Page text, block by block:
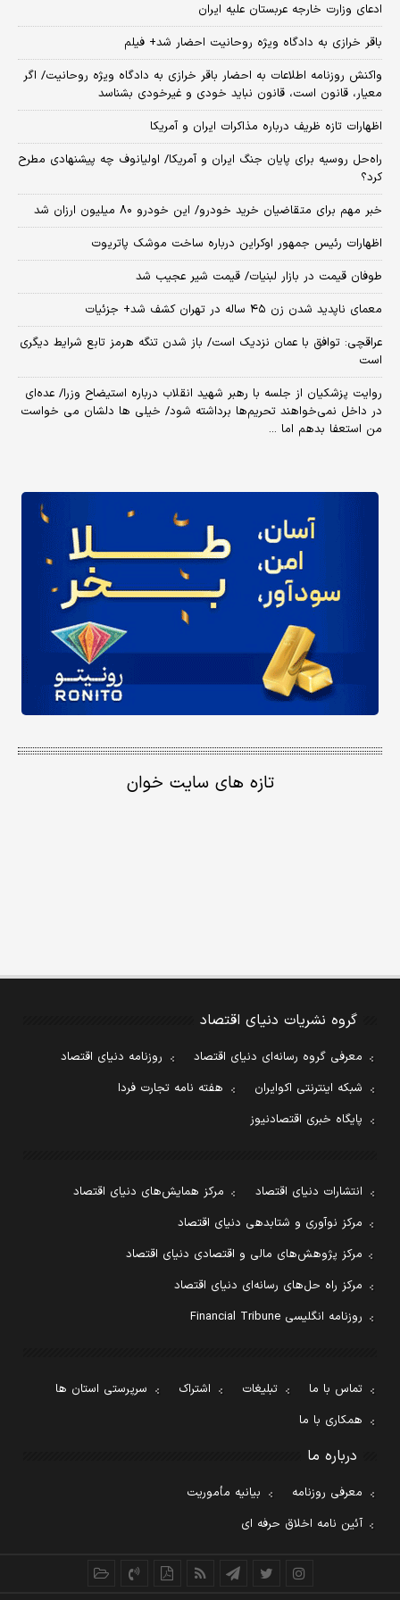
ادعای وزارت خارجه عربستان علیه ایران
باقر خرازی به دادگاه ویژه روحانیت احضار شد+ فیلم
واکنش روزنامه اطلاعات به احضار باقر خرازی به دادگاه ویژه روحانیت/ اگر
معیار، قانون است، قانون نباید خودی و غیرخودی بشناسد
اظهارات تازه ظریف درباره مذاکرات ایران و آمریکا
راه‌حل روسیه برای پایان جنگ ایران و آمریکا/ اولیانوف چه پیشنهادی مطرح
کرد؟
خبر مهم برای متقاضیان خرید خودرو/ این خودرو ۸۰ میلیون ارزان شد
اظهارات رئیس جمهور اوکراین درباره ساخت موشک پاتریوت
طوفان قیمت در بازار لبنیات/ قیمت شیر عجیب شد
معمای ناپدید شدن زن ۴۵ ساله در تهران کشف شد+ جزئیات
عراقچی: توافق با عمان نزدیک است/ باز شدن تنگه هرمز تابع شرایط دیگری
است
روایت پزشکیان از جلسه با رهبر شهید انقلاب درباره استیضاح وزرا/ عده‌ای
در داخل نمی‌خواهند تحریم‌ها برداشته شود/ خیلی ها دلشان می خواست
من استعفا بدهم اما ...
تازه های سایت خوان
گروه نشریات دنیای اقتصاد
معرفی گروه رسانه‌ای دنیای اقتصاد
روزنامه دنیای اقتصاد
شبکه اینترنتی اکوایران
هفته نامه تجارت فردا
پایگاه خبری اقتصادنیوز
انتشارات دنیای اقتصاد
مرکز همایش‌های دنیای اقتصاد
مرکز نوآوری و شتابدهی دنیای اقتصاد
مرکز پژوهش‌های مالی و اقتصادی دنیای اقتصاد
مرکز راه حل‌های رسانه‌ای دنیای اقتصاد
روزنامه انگلیسی Financial Tribune
تماس با ما تبلیغات اشتراک
سرپرستی استان ها
همکاری با ما
درباره ما
معرفی روزنامه
بیانیه مأموریت
آئین نامه اخلاق حرفه ای